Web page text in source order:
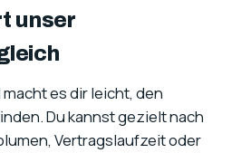
unser
es dir leicht, den
Du kannst gezielt nach
Vertragslaufzeit oder